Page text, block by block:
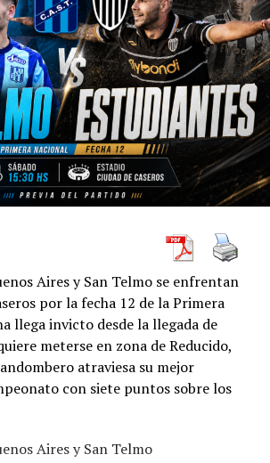
Aires y San Telmo se enfrentan
por la fecha 12 de la Primera
llega invicto desde la llegada de
meterse en zona de Reducido,
atraviesa su mejor
con siete puntos sobre los
Aires y San Telmo